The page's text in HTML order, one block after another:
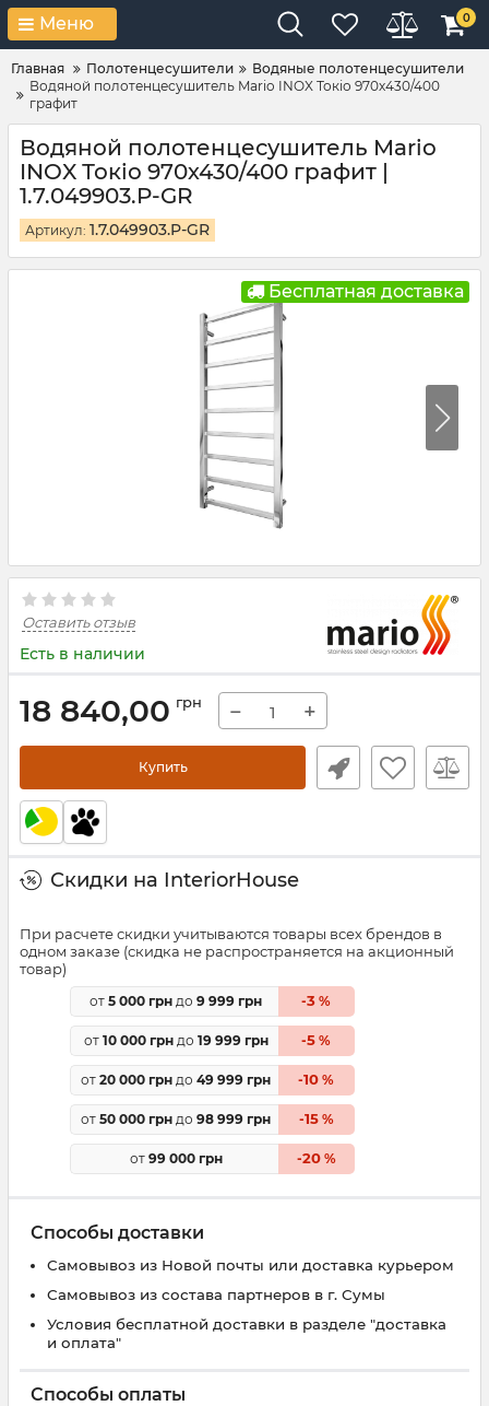
Меню 0
Главная Полотенцесушители
Водяные полотенцесушители
Водяной полотенцесушитель Mario INOX Токіо 970х430/400
графит
Водяной полотенцесушитель Mario
INOX Токіо 970х430/400 графит |
1.7.049903.P-GR
Артикул: 1.7.049903.P-GR
Бесплатная доставка
Оставить отзыв
Есть в наличии
18 840,00 грн − +
Купить
Скидки на InteriorHouse
При расчете скидки учитываются товары всех брендов в
одном заказе (скидка не распространяется на акционный
товар)
от 5 000 грн до 9 999 грн -3 %
от 10 000 грндо 19 999 грн -5 %
от 20 000 грн до 49 999 грн -10 %
от 50 000 грн до 98 999 грн -15%
от 99 000 грн -20%
Способы доставки
Самовывоз из Новой почты или доставка курьером
Самовывоз из состава партнеров в г. Сумы
Условия бесплатной доставки в разделе "доставка
и оплата"
Способы оплаты